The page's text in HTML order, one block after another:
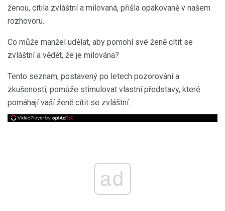
ženou, cítila zvláštní a milovaná, přišla opakovaně v našem
rozhovoru.
Co může manžel udělat, aby pomohl své ženě cítit se
zvláštní a vědět, že je milována?
Tento seznam, postavený po letech pozorování a
zkušeností, pomůže stimulovat vlastní představy, které
pomáhají vaší ženě cítit se zvláštní.
ad